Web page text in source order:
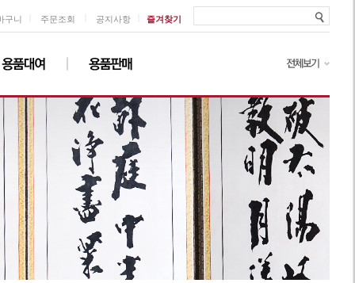
즐겨찾기
구니 주문조회 공지사항